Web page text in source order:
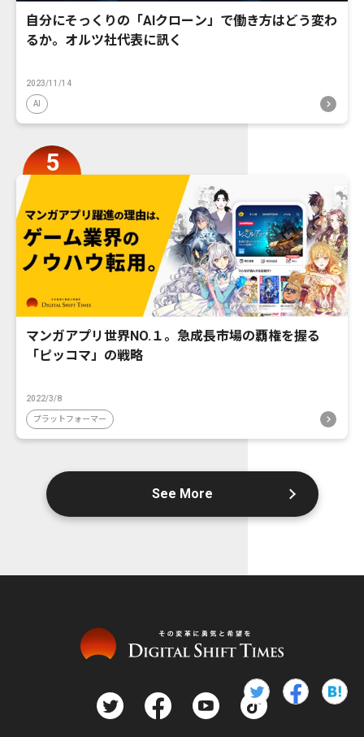
自分にそっくりの「AIクローン」で働き方はどう変わ
るか。オルツ社代表に訊く
2023/11/14
AI
マンガアプリ世界NO.１。急成長市場の覇権を握る
「ピッコマ」の戦略
2022/3/8
プラットフォーマー
See More